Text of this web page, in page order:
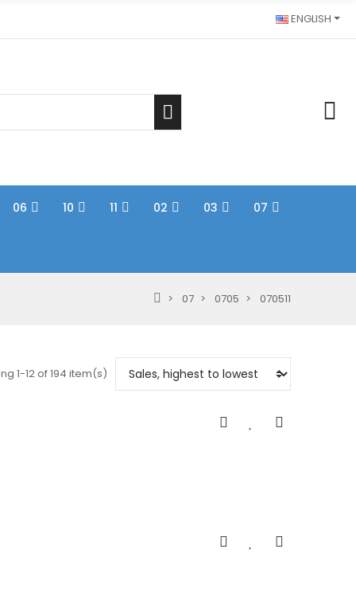
ENGLISH
06 10 11 02 03 07
07 0705 070511
1-12 of 194 item(s)